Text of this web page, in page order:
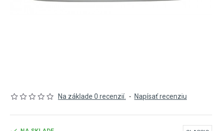
Na základe 0 recenzií. - Napísať recenziu